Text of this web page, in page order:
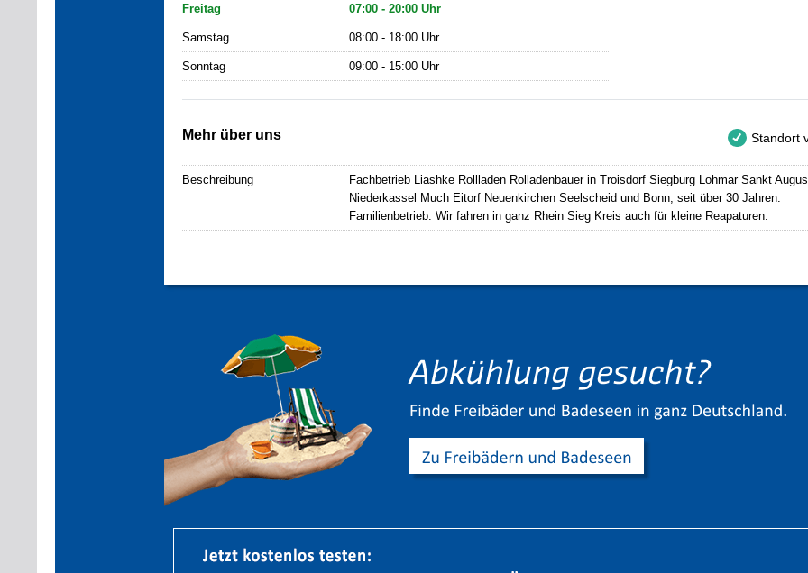
Freitag 07:00 - 20:00 Uhr
Samstag 08:00 - 18:00 Uhr
Sonntag 09:00 - 15:00 Uhr
Mehr über uns Standort
Beschreibung
Fachbetrieb Liashke Rollladen Rolladenbauer in Troisdorf Siegburg Lohmar Sankt
Niederkassel Much Eitorf Neuenkirchen Seelscheid und Bonn, seit über 30 Jahren.
Familienbetrieb. Wir fahren in ganz Rhein Sieg Kreis auch für kleine Reapaturen.